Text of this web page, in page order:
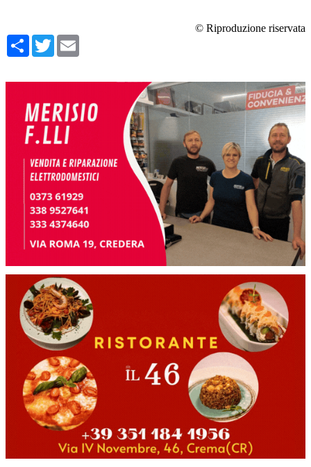
© Riproduzione riservata
Condividi
Twitter